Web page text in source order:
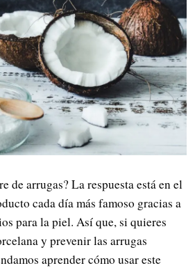
de arrugas? La respuesta está en el
cada día más famoso gracias a
para la piel. Así que, si quieres
y prevenir las arrugas
aprender cómo usar este